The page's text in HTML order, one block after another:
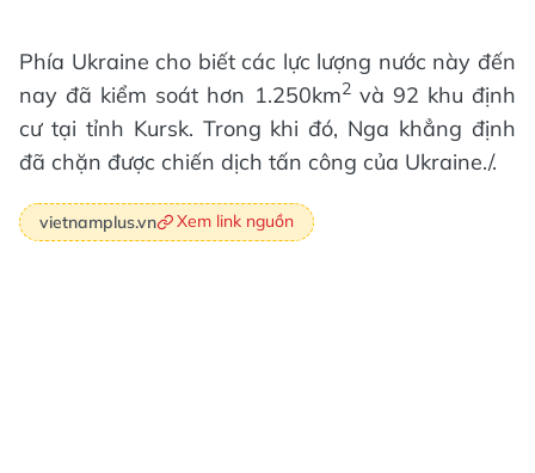
Phía Ukraine cho biết các lực lượng nước này đến
nay đã kiểm soát hơn 1.250km2và 92 khu định
cư tại tỉnh Kursk. Trong khi đó, Nga khẳng định
đã chặn được chiến dịch tấn công của Ukraine./.
vietnamplus.vn Xem link nguồn